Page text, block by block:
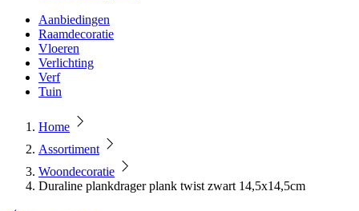
Aanbiedingen
Raamdecoratie
Vloeren
Verlichting
Verf
Tuin
Home
Assortiment
Woondecoratie
Duraline plankdrager plank twist zwart 14,5x14,5cm